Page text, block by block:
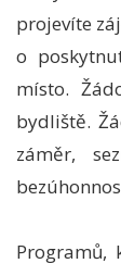
projevíte
o
místo.
bydliště.
záměr,
Programů,